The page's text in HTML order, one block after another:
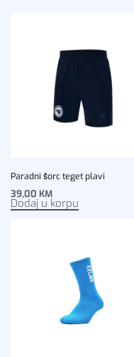
Paradni šorc teget plavi
39,00 KM
Dodaj u korpu